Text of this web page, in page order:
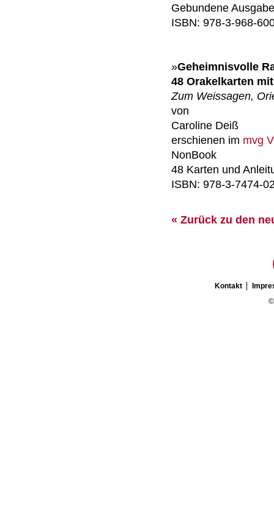
Gebundene
ISBN: 978-3-968-
»Geheimnisvolle
48 Orakelkarten
Zum Weissagen,
von
Caroline Deiß
erschienen im mvg
NonBook
48 Karten und
ISBN: 978-3-7474-
« Zurück zu den
Kontakt
©